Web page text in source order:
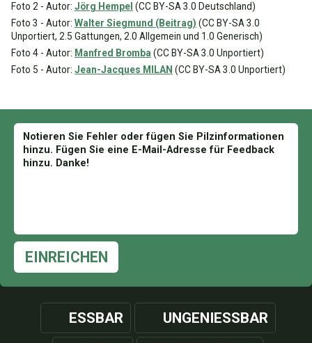
Foto 2 - Autor: Jörg Hempel (CC BY-SA 3.0 Deutschland)
Foto 3 - Autor: Walter Siegmund (Beitrag) (CC BY-SA 3.0
Unportiert, 2.5 Gattungen, 2.0 Allgemein und 1.0 Generisch)
Foto 4 - Autor: Manfred Bromba (CC BY-SA 3.0 Unportiert)
Foto 5 - Autor: Jean-Jacques MILAN (CC BY-SA 3.0 Unportiert)
EINREICHEN
ESSBAR UNGENIESSBAR